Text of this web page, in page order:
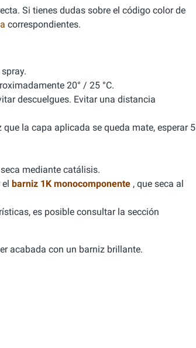
Si tienes dudas sobre el código color de
correspondientes.
20° / 25 °C.
descuelgues. Evitar una distancia
la capa aplicada se queda mate, esperar 5
seca mediante catálisis.
barniz 1K monocomponente , que seca al
es posible consultar la sección
acabada con un barniz brillante.